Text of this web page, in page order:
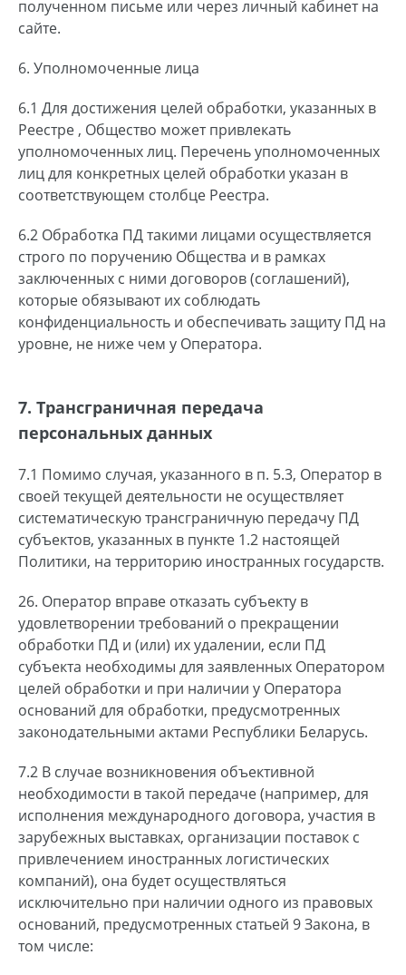
полученном письме или через личный кабинет на
сайте.
6. Уполномоченные лица
6.1 Для достижения целей обработки, указанных в
Реестре , Общество может привлекать
уполномоченных лиц. Перечень уполномоченных
лиц для конкретных целей обработки указан в
соответствующем столбце Реестра.
6.2 Обработка ПД такими лицами осуществляется
строго по поручению Общества и в рамках
заключенных с ними договоров (соглашений),
которые обязывают их соблюдать
конфиденциальность и обеспечивать защиту ПД на
уровне, не ниже чем у Оператора.
7. Tрансграничная передача
персональных данных
7.1 Помимо случая, указанного в п. 5.3, Оператор в
своей текущей деятельности не осуществляет
систематическую трансграничную передачу ПД
субъектов, указанных в пункте 1.2 настоящей
Политики, на территорию иностранных государств.
26. Оператор вправе отказать субъекту в
удовлетворении требований о прекращении
обработки ПД и (или) их удалении, если ПД
субъекта необходимы для заявленных Оператором
целей обработки и при наличии у Оператора
оснований для обработки, предусмотренных
законодательными актами Республики Беларусь.
7.2 В случае возникновения объективной
необходимости в такой передаче (например, для
исполнения международного договора, участия в
зарубежных выставках, организации поставок с
привлечением иностранных логистических
компаний), она будет осуществляться
исключительно при наличии одного из правовых
оснований, предусмотренных статьей 9 Закона, в
том числе: